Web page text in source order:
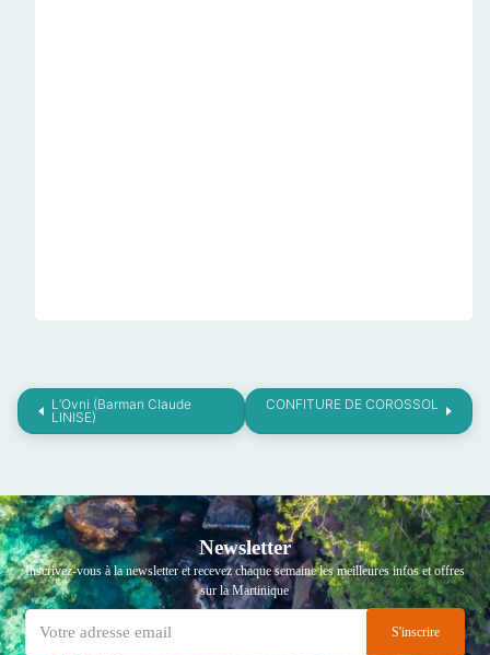
L’Ovni (Barman Claude
LINISE)
CONFITURE DE COROSSOL
Newsletter
Inscrivez-vous à la newsletter et recevez chaque semaine les meilleures infos et offres
sur la Martinique